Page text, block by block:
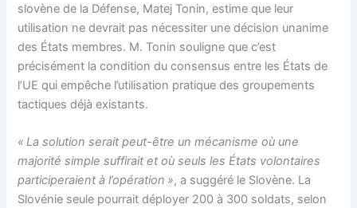
slovène de la Défense, Matej Tonin, estime que leur
utilisation ne devrait pas nécessiter une décision unanime
des États membres. M. Tonin souligne que c’est
précisément la condition du consensus entre les États de
l’UE qui empêche l’utilisation pratique des groupements
tactiques déjà existants.
« La solution serait peut-être un mécanisme où une
majorité simple suffirait et où seuls les États volontaires
participeraient à l’opération », a suggéré le Slovène. La
Slovénie seule pourrait déployer 200 à 300 soldats, selon